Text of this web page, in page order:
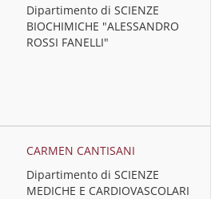
Dipartimento di SCIENZE
BIOCHIMICHE "ALESSANDRO
ROSSI FANELLI"
CARMEN CANTISANI
Dipartimento di SCIENZE
MEDICHE E CARDIOVASCOLARI